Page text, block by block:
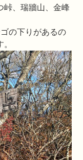
峠、瑞牆山、金峰
の下りがあるの